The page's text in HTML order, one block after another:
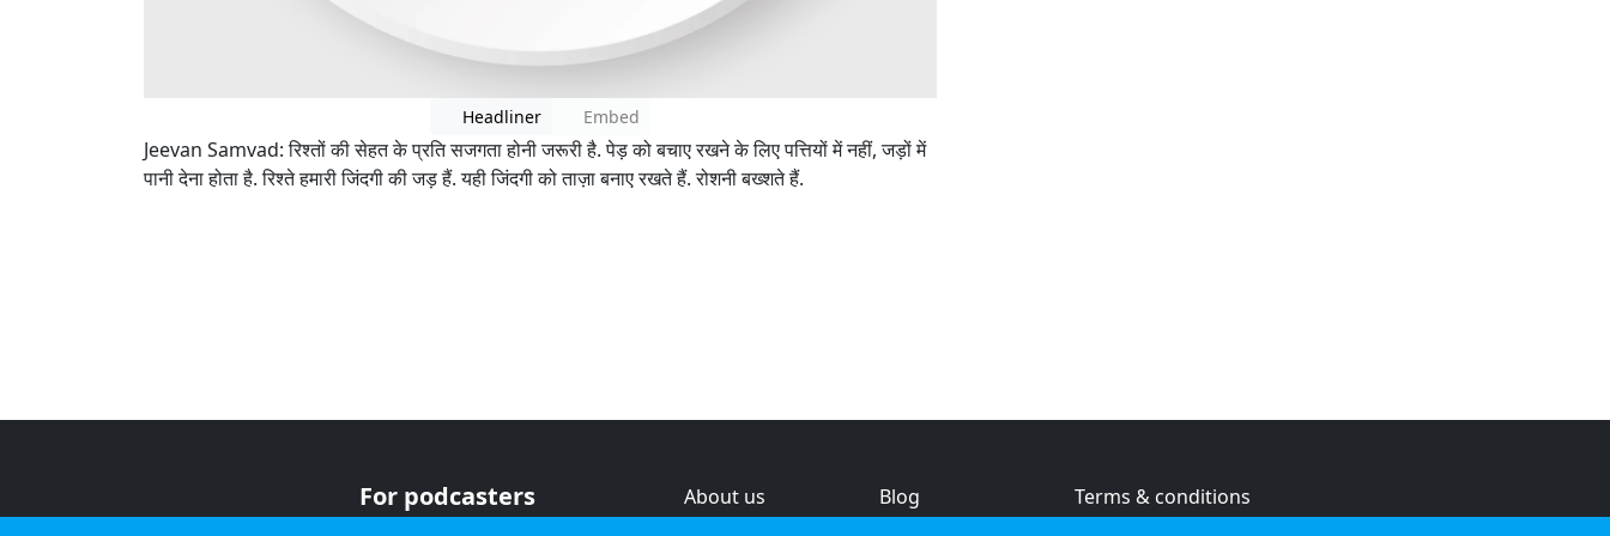
Headliner Embed
Jeevan Samvad: रिश्तों की सेहत के प्रति सजगता होनी जरूरी है. पेड़ को बचाए रखने के लिए पत्तियों में नहीं, जड़ों में
पानी देना होता है. रिश्ते हमारी जिंदगी की जड़ हैं. यही जिंदगी को ताज़ा बनाए रखते हैं. रोशनी बख्शते हैं.
For podcasters
About us
Blog
Terms & conditions